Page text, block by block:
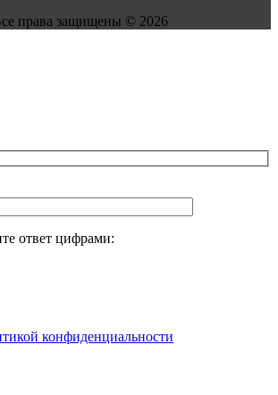
права защищены © 2026
ответ цифрами:
конфиденциальности